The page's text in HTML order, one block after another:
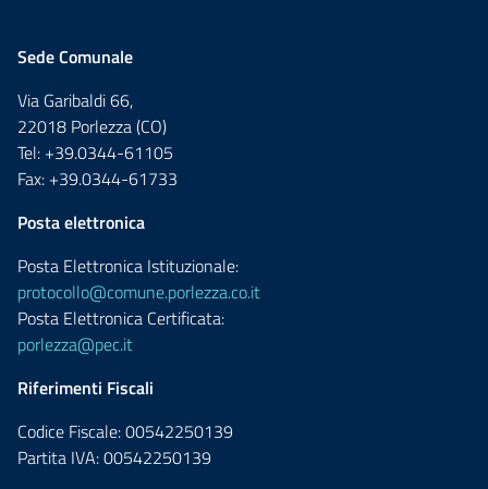
Sede Comunale
Via Garibaldi 66,
22018 Porlezza (CO)
Tel: +39.0344-61105
Fax: +39.0344-61733
Posta elettronica
Posta Elettronica Istituzionale:
protocollo@comune.porlezza.co.it
Posta Elettronica Certificata:
porlezza@pec.it
Riferimenti Fiscali
Codice Fiscale: 00542250139
Partita IVA: 00542250139